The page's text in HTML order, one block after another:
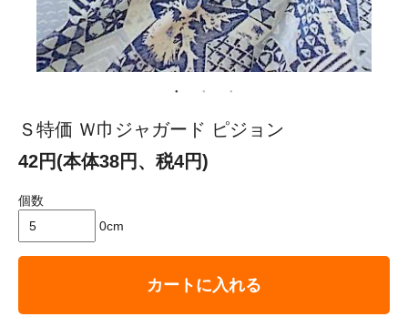
Ｓ特価 Ｗ巾ジャガード ピジョン
42円(本体38円、税4円)
個数
0cm
カートに入れる